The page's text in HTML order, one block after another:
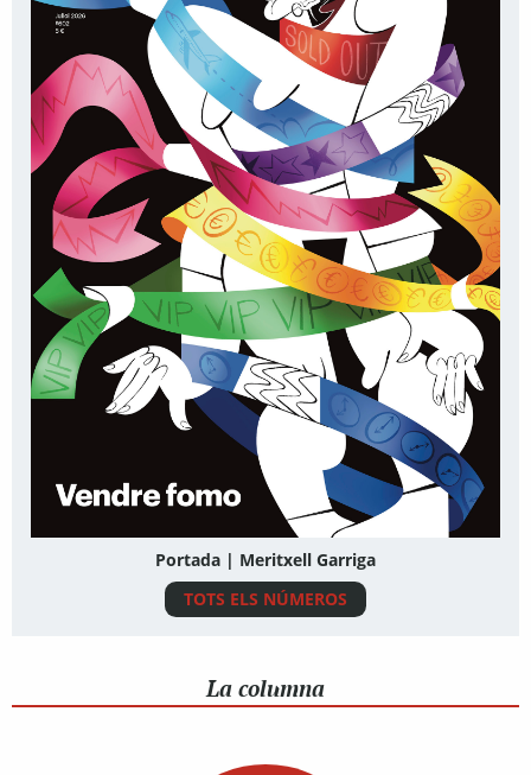
Portada | Meritxell Garriga
TOTS ELS NÚMEROS
La columna